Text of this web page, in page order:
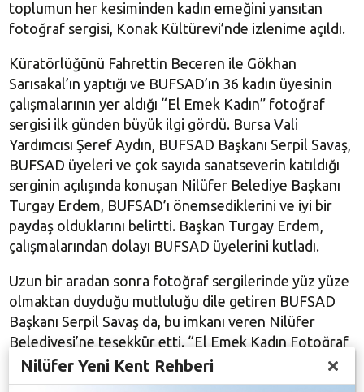
toplumun her kesiminden kadın emeğini yansıtan
fotoğraf sergisi, Konak Kültürevi’nde izlenime açıldı.
Küratörlüğünü Fahrettin Beceren ile Gökhan
Sarısakal’ın yaptığı ve BUFSAD’ın 36 kadın üyesinin
çalışmalarının yer aldığı “El Emek Kadın” fotoğraf
sergisi ilk günden büyük ilgi gördü. Bursa Vali
Yardımcısı Şeref Aydın, BUFSAD Başkanı Serpil Savaş,
BUFSAD üyeleri ve çok sayıda sanatseverin katıldığı
serginin açılışında konuşan Nilüfer Belediye Başkanı
Turgay Erdem, BUFSAD’ı önemsediklerini ve iyi bir
paydaş olduklarını belirtti. Başkan Turgay Erdem,
çalışmalarından dolayı BUFSAD üyelerini kutladı.
Uzun bir aradan sonra fotoğraf sergilerinde yüz yüze
olmaktan duyduğu mutluluğu dile getiren BUFSAD
Başkanı Serpil Savaş da, bu imkanı veren Nilüfer
Belediyesi’ne teşekkür etti. “El Emek Kadın Fotoğraf
Sergisi”nin bir sosyal sorumluluk projesi olduğunu
dile getiren Savaş, sergi hakkında bilgiler verdi.
Nilüfer Yeni Kent Rehberi